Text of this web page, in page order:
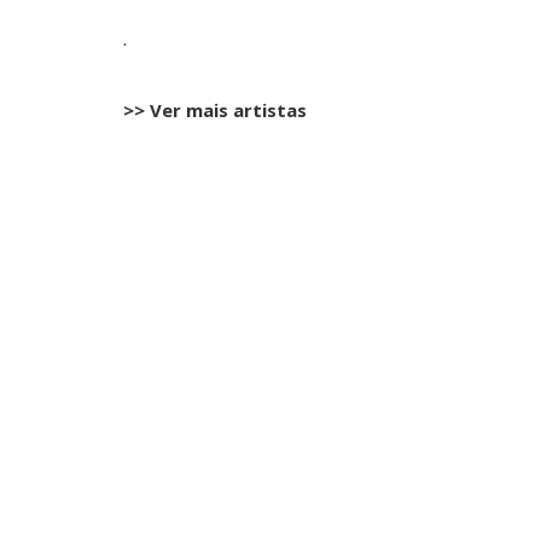
.
>> Ver mais artistas